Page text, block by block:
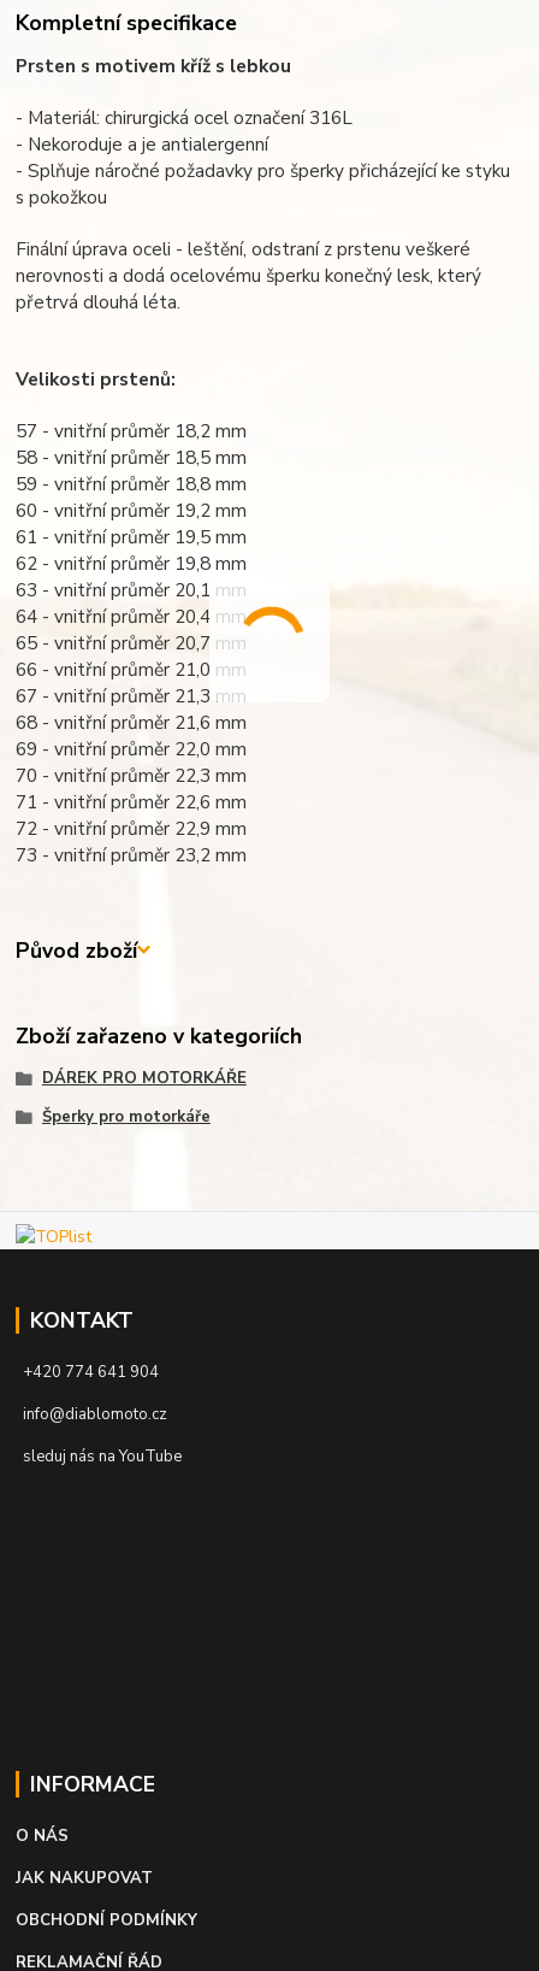
Kompletní specifikace
Prsten s motivem kříž s lebkou
- Materiál: chirurgická ocel označení 316L
- Nekoroduje a je antialergenní
- Splňuje náročné požadavky pro šperky přicházející ke styku
s pokožkou
Finální úprava oceli - leštění, odstraní z prstenu veškeré
nerovnosti a dodá ocelovému šperku konečný lesk, který
přetrvá dlouhá léta.
Velikosti prstenů:
57 - vnitřní průměr 18,2 mm
58 - vnitřní průměr 18,5 mm
59 - vnitřní průměr 18,8 mm
60 - vnitřní průměr 19,2 mm
61 - vnitřní průměr 19,5 mm
62 - vnitřní průměr 19,8 mm
63 - vnitřní průměr 20,1 mm
64 - vnitřní průměr 20,4 mm
65 - vnitřní průměr 20,7 mm
66 - vnitřní průměr 21,0 mm
67 - vnitřní průměr 21,3 mm
68 - vnitřní průměr 21,6 mm
69 - vnitřní průměr 22,0 mm
70 - vnitřní průměr 22,3 mm
71 - vnitřní průměr 22,6 mm
72 - vnitřní průměr 22,9 mm
73 - vnitřní průměr 23,2 mm
Původ zboží
Zboží zařazeno v kategoriích
DÁREK PRO MOTORKÁŘE
Šperky pro motorkáře
KONTAKT
+420 774 641 904
info@diablomoto.cz
sleduj nás na YouTube
INFORMACE
O NÁS
JAK NAKUPOVAT
OBCHODNÍ PODMÍNKY
REKLAMAČNÍ ŘÁD